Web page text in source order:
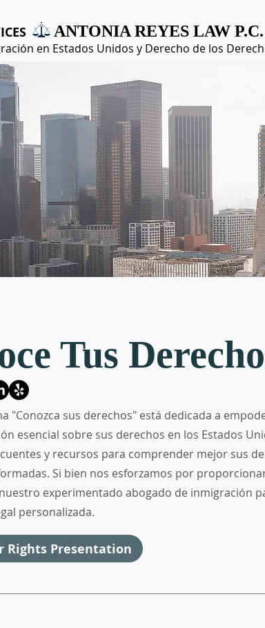
ANTONIA REYES LAW P.C.
en Estados Unidos y Derecho de los
Tus
"Conozca sus derechos" está dedicada a
esencial sobre sus derechos en los Estados
y recursos para comprender mejor sus
Si bien nos esforzamos por
experimentado abogado de inmigración
personalizada.
Rights Presentation